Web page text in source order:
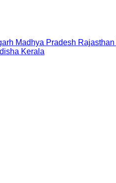
Madhya Pradesh Rajasthan
Kerala